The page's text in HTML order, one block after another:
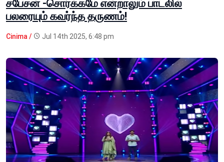
சபேசன் -சொர்க்கமே என்றாலும் பாடலில்
பலரையும் கவர்ந்த தருணம்!
Cinima / Jul 14th 2025, 6:48 pm